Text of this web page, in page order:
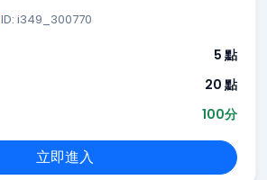
ID: i349_300770
5 點
20 點
100分
立即進入